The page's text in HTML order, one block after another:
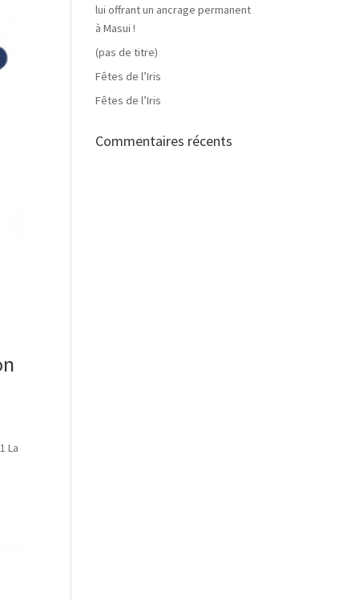
La
lui offrant un ancrage permanent
à Masui !
(pas de titre)
Fêtes de l’Iris
Fêtes de l’Iris
Commentaires récents